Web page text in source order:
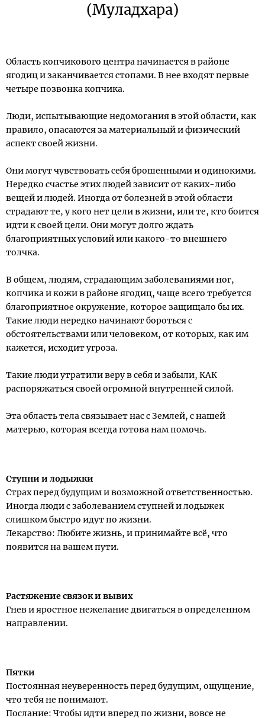
(Муладхара)
Область копчикового центра начинается в районе
ягодиц и заканчивается стопами. В нее входят первые
четыре позвонка копчика.
Люди, испытывающие недомогания в этой области, как
правило, опасаются за материальный и физический
аспект своей жизни.
Они могут чувствовать себя брошенными и одинокими.
Нередко счастье этих людей зависит от каких-либо
вещей и людей. Иногда от болезней в этой области
страдают те, у кого нет цели в жизни, или те, кто боится
идти к своей цели. Они могут долго ждать
благоприятных условий или какого-то внешнего
толчка.
В общем, людям, страдающим заболеваниями ног,
копчика и кожи в районе ягодиц, чаще всего требуется
благоприятное окружение, которое защищало бы их.
Такие люди нередко начинают бороться с
обстоятельствами или человеком, от которых, как им
кажется, исходит угроза.
Такие люди утратили веру в себя и забыли, КАК
распоряжаться своей огромной внутренней силой.
Эта область тела связывает нас с Землей, с нашей
матерью, которая всегда готова нам помочь.
Ступни и лодыжки
Страх перед будущим и возможной ответственностью.
Иногда люди с заболеванием ступней и лодыжек
слишком быстро идут по жизни.
Лекарство: Любите жизнь, и принимайте всё, что
появится на вашем пути.
Растяжение связок и вывих
Гнев и яростное нежелание двигаться в определенном
направлении.
Пятки
Постоянная неуверенность перед будущим, ощущение,
что тебя не понимают.
Послание: Чтобы идти вперед по жизни, вовсе не